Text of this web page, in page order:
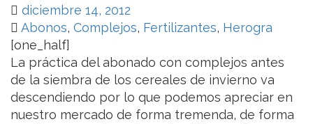
diciembre 14, 2012
Abonos, Complejos, Fertilizantes, Herogra
[one_half]
La práctica del abonado con complejos antes
de la siembra de los cereales de invierno va
descendiendo por lo que podemos apreciar en
nuestro mercado de forma tremenda, de forma